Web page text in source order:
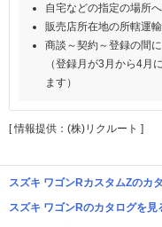
自宅などの指定の場所
販売店所在地の所轄運
商談～契約～登録の間
（登録月が3月から4月
ます）
[ 情報提供：(株)リクルート ]
スズキ ワゴンRカスタムZのカ
スズキ ワゴンRのカタログを見